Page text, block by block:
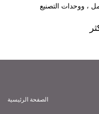
الصفحة الرئيسية